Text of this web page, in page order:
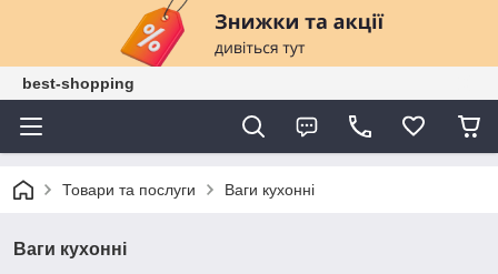
best-shopping
Товари та послуги Ваги кухонні
Ваги кухонні